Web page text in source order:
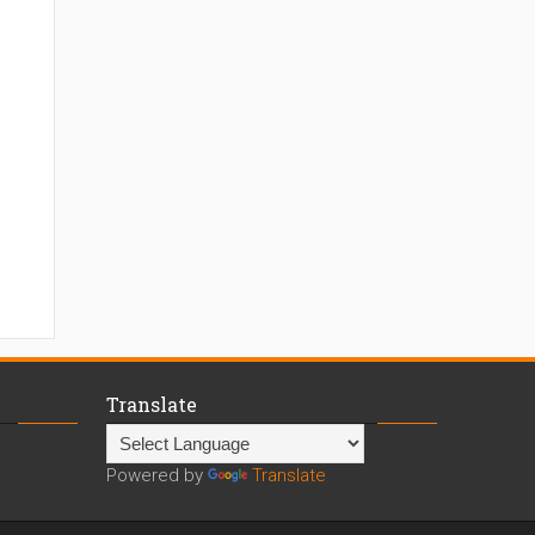
Translate
Powered by Translate